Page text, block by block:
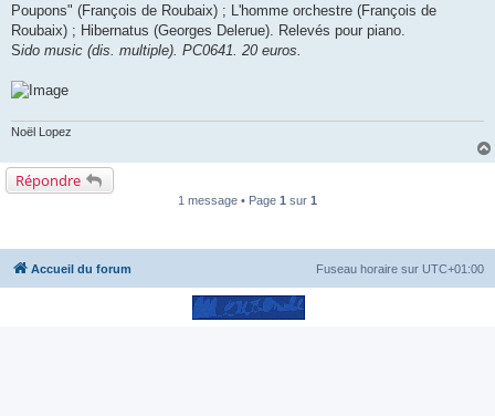
Poupons" (François de Roubaix) ; L'homme orchestre (François de
Roubaix) ; Hibernatus (Georges Delerue). Relevés pour piano.
Sido music (dis. multiple). PC0641. 20 euros.
Noël Lopez
Répondre
1 message • Page 1 sur 1
Accueil du forum Fuseau horaire sur UTC+01:00